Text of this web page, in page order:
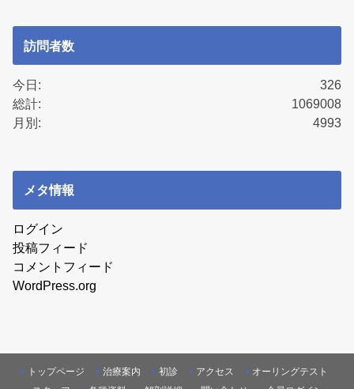
訪問者数
326
今日:
1069008
総計:
4993
月別:
メタ情報
ログイン
投稿フィード
コメントフィード
WordPress.org
トップページ 治療案内 初診 アクセス
オーリングテスト